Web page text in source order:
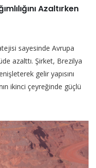
Azaltırken
sayesinde Avrupa
azalttı. Şirket, Brezilya
gelir yapısını
ikinci çeyreğinde güçlü